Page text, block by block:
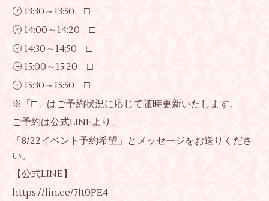
🕜 13:30～13:50 □
🕑 14:00～14:20 □
🕝 14:30～14:50 □
🕒 15:00～15:20 □
🕞 15:30～15:50 □
※「□」はご予約状況に応じて随時更新いたします。
ご予約は公式LINEより、
「8/22イベント予約希望」とメッセージをお送りくださ
い。
【公式LINE】
https://lin.ee/7ft0PE4